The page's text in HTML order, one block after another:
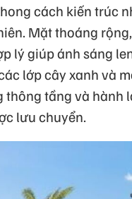
cách kiến trúc
Mặt thoáng
lý giúp ánh sáng
lớp cây xanh và
thông tầng và hành
lưu chuyển.